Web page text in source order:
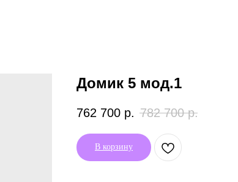
Домик 5 мод.1
762 700 р. 782 700 р.
В корзину